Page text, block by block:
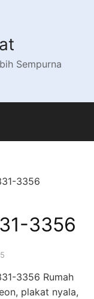
Sempurna
3356
3356
3356 Rumah
plakat nyala,